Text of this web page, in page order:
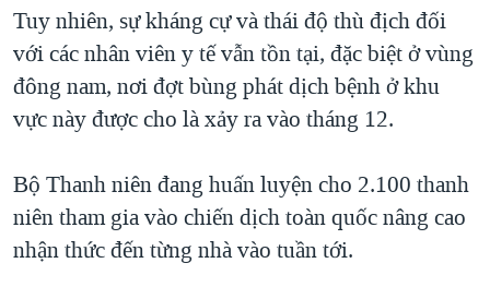
Tuy nhiên, sự kháng cự và thái độ thù địch đối
với các nhân viên y tế vẫn tồn tại, đặc biệt ở vùng
đông nam, nơi đợt bùng phát dịch bệnh ở khu
vực này được cho là xảy ra vào tháng 12.
Bộ Thanh niên đang huấn luyện cho 2.100 thanh
niên tham gia vào chiến dịch toàn quốc nâng cao
nhận thức đến từng nhà vào tuần tới.